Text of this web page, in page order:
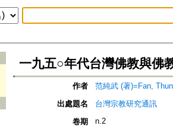
一九五○年代台灣佛教與佛
作者
范純武 (著)=Fan,
出處題名
台灣宗教研究通訊
卷期
n.2